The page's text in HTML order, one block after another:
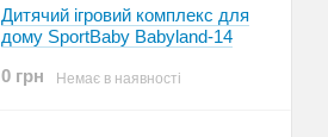
Дитячий ігровий комплекс для
дому SportBaby Babyland-14
0 грн
Немає в наявності